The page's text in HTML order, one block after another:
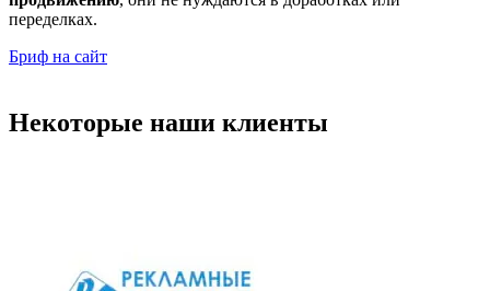
переделках.
Бриф на сайт
Некоторые наши клиенты